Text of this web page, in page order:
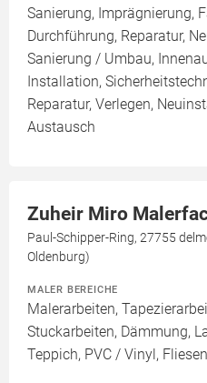
Sanierung, Imprägnierung,
Durchführung, Reparatur,
Sanierung / Umbau,
Installation,
Reparatur, Verlegen,
Austausch
Zuheir Miro
Paul-Schipper-Ring, 27755
Oldenburg)
MALER BEREICHE
Malerarbeiten,
Stuckarbeiten, Dämmung,
Teppich, PVC / Vinyl, Fliesen